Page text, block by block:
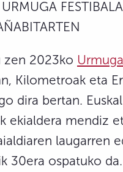
zen 2023ko
Kilometroak eta
dira bertan.
ekialdera mendiz
laugarren
30era ospatuko